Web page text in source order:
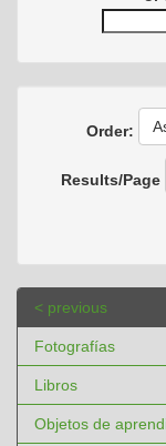
Order:
Results/Page
< previous
Fotografías
Libros
Objetos de